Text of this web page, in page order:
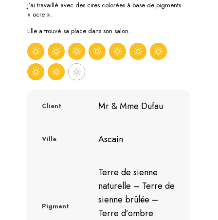
J’ai travaillé avec des cires colorées à base de pigments
« ocre ».
Elle a trouvé sa place dans son salon.
Client Mr & Mme Dufau
Ville Ascain
Pigment
Terre de sienne
naturelle – Terre de
sienne brûlée –
Terre d’ombre